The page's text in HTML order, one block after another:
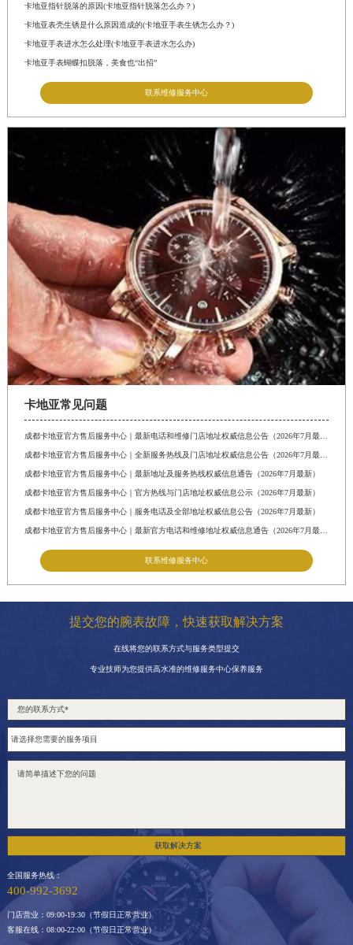
卡地亚指针脱落的原因(卡地亚指针脱落怎么办？)
卡地亚表壳生锈是什么原因造成的(卡地亚手表生锈怎么办？)
卡地亚手表进水怎么处理(卡地亚手表进水怎么办)
卡地亚手表蝴蝶扣脱落，美食也“出招”
联系维修服务中心
卡地亚常见问题
成都卡地亚官方售后服务中心｜最新地址及服务热线权威信息通告（2026年7月最新）
成都卡地亚官方售后服务中心｜官方热线与门店地址权威信息公示（2026年7月最新）
成都卡地亚官方售后服务中心｜服务电话及全部地址权威信息公告（2026年7月最新）
联系维修服务中心
提交您的腕表故障，快速获取解决方案
在线将您的联系方式与服务类型提交
专业技师为您提供高水准的维修服务中心保养服务
获取解决方案
全国服务热线：
400-992-3692
门店营业：09:00-19:30（节假日正常营业）
客服在线：08:00-22:00（节假日正常营业）